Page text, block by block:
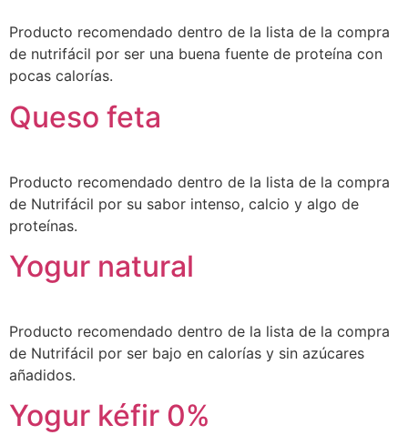
Producto recomendado dentro de la lista de la compra
de nutrifácil por ser una buena fuente de proteína con
pocas calorías.
Queso feta
Producto recomendado dentro de la lista de la compra
de Nutrifácil por su sabor intenso, calcio y algo de
proteínas.
Yogur natural
Producto recomendado dentro de la lista de la compra
de Nutrifácil por ser bajo en calorías y sin azúcares
añadidos.
Yogur kéfir 0%